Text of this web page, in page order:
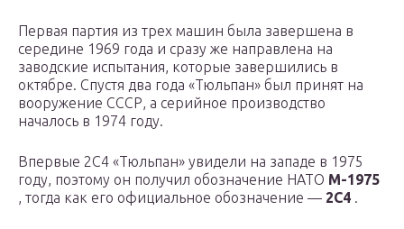
Первая партия из трех машин была завершена в
середине 1969 года и сразу же направлена ​​на
заводские испытания, которые завершились в
октябре. Спустя два года «Тюльпан» был принят на
вооружение СССР, а серийное производство
началось в 1974 году.
Впервые 2С4 «Тюльпан» увидели на западе в 1975
году, поэтому он получил обозначение НАТО М-1975
, тогда как его официальное обозначение — 2С4 .